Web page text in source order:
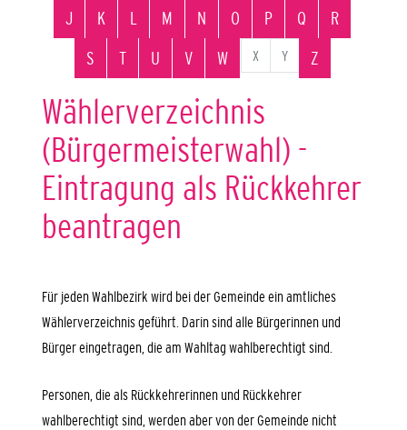
J
K L M N O P Q
R
S
T U V W X Y Z
Wählerverzeichnis
(Bürgermeisterwahl) -
Eintragung als Rückkehrer
beantragen
Für jeden Wahlbezirk wird bei der Gemeinde ein amtliches
Wählerverzeichnis geführt. Darin sind alle Bürgerinnen und
Bürger eingetragen, die am Wahltag wahlberechtigt sind.
Personen, die als Rückkehrerinnen und Rückkehrer
wahlberechtigt sind, werden aber von der Gemeinde nicht